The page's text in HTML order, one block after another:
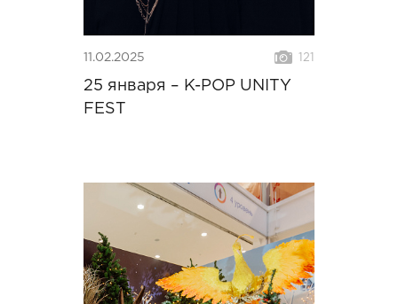
11.02.2025 121
25 января – K-POP UNITY
FEST